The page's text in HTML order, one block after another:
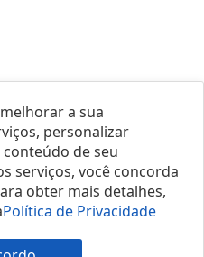
do Brasil
a sua
personalizar
de seu
serviços, você concorda
obter mais detalhes,
Política de Privacidade